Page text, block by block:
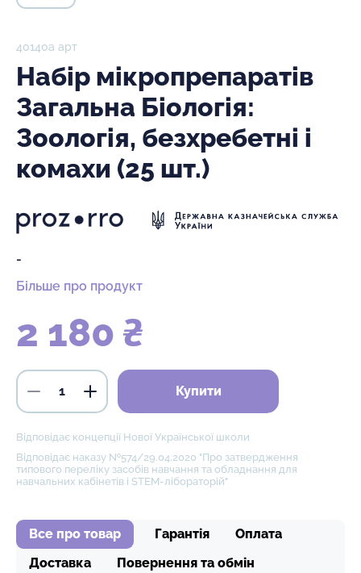
40140а арт
Набір мікропрепаратів
Загальна Біологія:
Зоологія, безхребетні і
комахи (25 шт.)
-
Більше про продукт
2 180 ₴
Купити
Відповідає концепції Нової Української школи
Відповідає наказу №574/29.04.2020 "Про затвердження
типового переліку засобів навчання та обладнання для
навчальних кабінетів і STEM-лібораторій"
Все про товар Гарантія
Оплата
Доставка
Повернення та обмін